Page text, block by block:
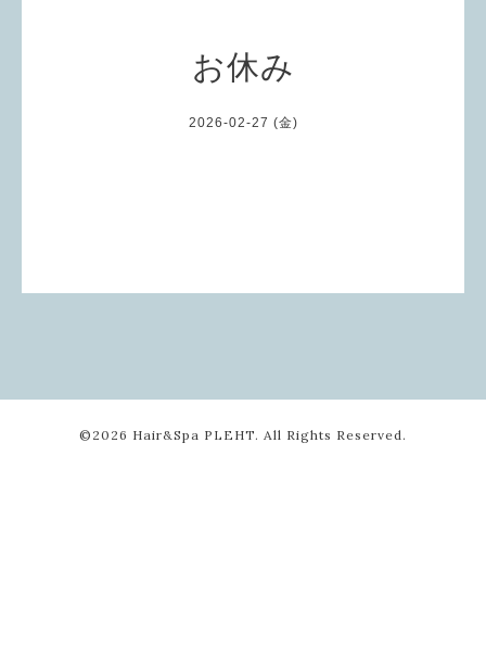
お休み
2026-02-27 (金)
©2026 Hair&Spa PLEHT. All Rights Reserved.